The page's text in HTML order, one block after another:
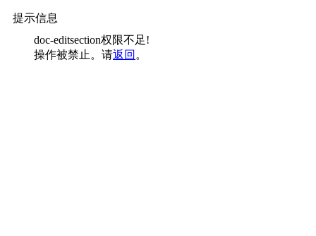
提示信息
doc-editsection权限不足!
操作被禁止。请返回 。